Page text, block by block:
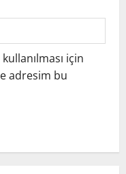
için
adresim bu